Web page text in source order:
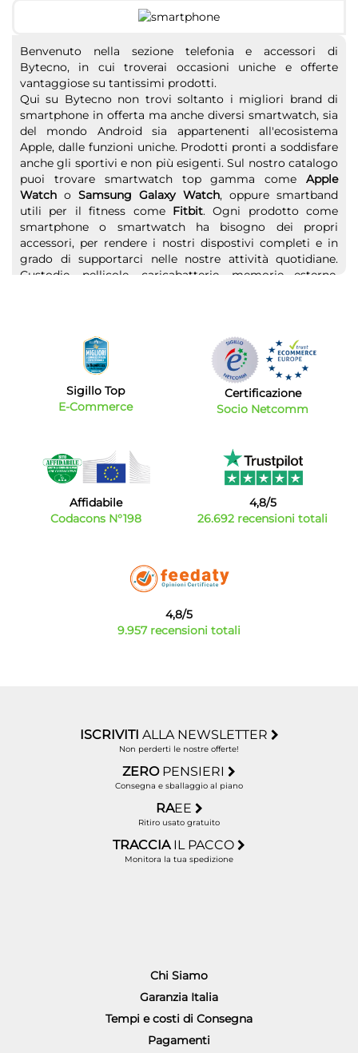
Benvenuto nella sezione telefonia e accessori di
Bytecno, in cui troverai occasioni uniche e offerte
vantaggiose su tantissimi prodotti.
Qui su Bytecno non trovi soltanto i migliori brand di
smartphone in offerta ma anche diversi smartwatch, sia
del mondo Android sia appartenenti all'ecosistema
Apple, dalle funzioni uniche. Prodotti pronti a soddisfare
anche gli sportivi e non più esigenti. Sul nostro catalogo
puoi trovare smartwatch top gamma come Apple
Watch o Samsung Galaxy Watch, oppure smartband
utili per il fitness come Fitbit. Ogni prodotto come
smartphone o smartwatch ha bisogno dei propri
accessori, per rendere i nostri dispostivi completi e in
grado di supportarci nelle nostre attività quotidiane.
Custodie, pellicole, caricabatterie, memorie esterne,
solo smartphone e smartwatch, noi di Bytecno abbiamo
pensato proprio a tutti. Hai bisogno ditelefoni cordless
da mettere in B&B, camere di Hotel o semplicemente in
camera da letto? Scegli i migliori telefoni fissi o cordless
al miglior prezzo sul web. Non finisce qui, vuoi regalare
strette? Scopri i nostri
, con numeri grandi,
facili da vedere e facilissimi da premere.
Sigillo Top
E-Commerce
Certificazione
Socio Netcomm
Affidabile
Codacons N°198
4,8/5
26.692 recensioni totali
4,8/5
9.957 recensioni totali
ISCRIVITI ALLA NEWSLETTER
Non perderti le nostre offerte!
ZERO PENSIERI
Consegna e sballaggio al piano
RAEE
Ritiro usato gratuito
TRACCIA IL PACCO
Monitora la tua spedizione
Chi Siamo
Garanzia Italia
Tempi e costi di Consegna
Pagamenti